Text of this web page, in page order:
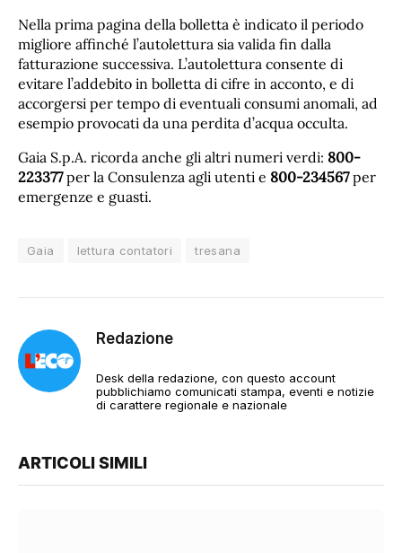
Nella prima pagina della bolletta è indicato il periodo
migliore affinché l’autolettura sia valida fin dalla
fatturazione successiva. L’autolettura consente di
evitare l’addebito in bolletta di cifre in acconto, e di
accorgersi per tempo di eventuali consumi anomali, ad
esempio provocati da una perdita d’acqua occulta.
Gaia S.p.A. ricorda anche gli altri numeri verdi: 800-
223377per la Consulenza agli utenti e 800-234567per
emergenze e guasti.
Gaia lettura contatori tresana
Redazione
Desk della redazione, con questo account
pubblichiamo comunicati stampa, eventi e notizie
di carattere regionale e nazionale
ARTICOLI SIMILI